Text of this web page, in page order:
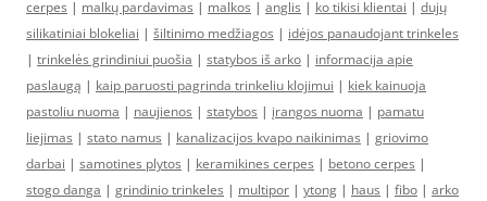
cerpes | malkų pardavimas | malkos | anglis | ko tikisi klientai | dujų
silikatiniai blokeliai | šiltinimo medžiagos | idėjos panaudojant trinkeles
| trinkelės grindiniui puošia | statybos iš arko | informacija apie
paslaugą | kaip paruosti pagrinda trinkeliu klojimui | kiek kainuoja
pastoliu nuoma | naujienos | statybos | įrangos nuoma | pamatu
liejimas | stato namus | kanalizacijos kvapo naikinimas | griovimo
darbai | samotines plytos | keramikines cerpes | betono cerpes |
stogo danga | grindinio trinkeles | multipor | ytong | haus | fibo | arko